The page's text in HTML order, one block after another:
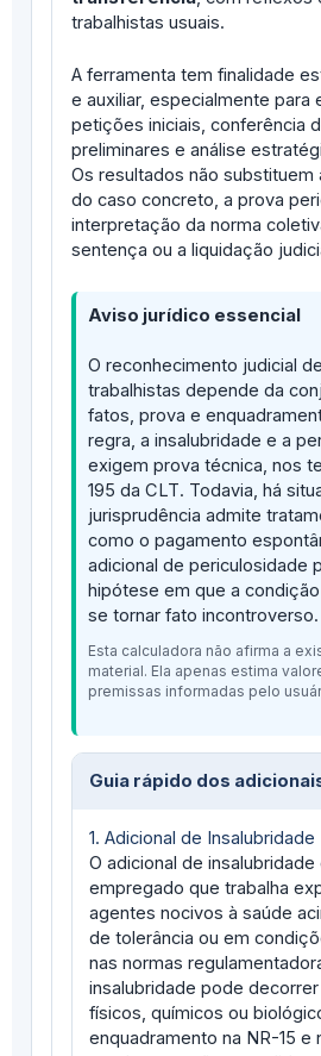
trabalhistas usuais.
A ferramenta tem finalidade
e auxiliar, especialmente para
petições iniciais, conferência
preliminares e análise
Os resultados não substituem
do caso concreto, a prova
interpretação da norma
sentença ou a liquidação
Aviso jurídico essencial
O reconhecimento judicial
trabalhistas depende da
fatos, prova e
regra, a insalubridade e a
exigem prova técnica, nos
195 da CLT. Todavia, há
jurisprudência admite
como o pagamento
adicional de periculosidade
hipótese em que a
se tornar fato incontroverso.
Esta calculadora não afirma a
material. Ela apenas estima
premissas informadas pelo
Guia rápido dos
1. Adicional de Insalubridade
O adicional de
empregado que trabalha
agentes nocivos à saúde
de tolerância ou em
nas normas
insalubridade pode
físicos, químicos ou
enquadramento na NR-15 e